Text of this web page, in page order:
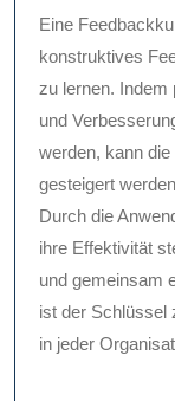
Eine
konstruktives
zu lernen. Indem
und
werden, kann
gesteigert
Durch die
ihre Effektivität
und gemeinsam
ist der Schlüssel
in jeder